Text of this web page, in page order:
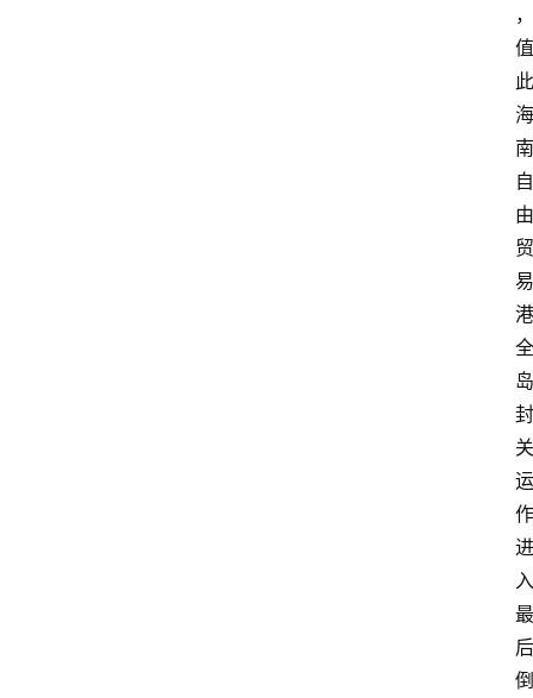
，
值
此
海
南
自
由
贸
易
港
全
岛
封
关
运
作
进
入
最
后
倒